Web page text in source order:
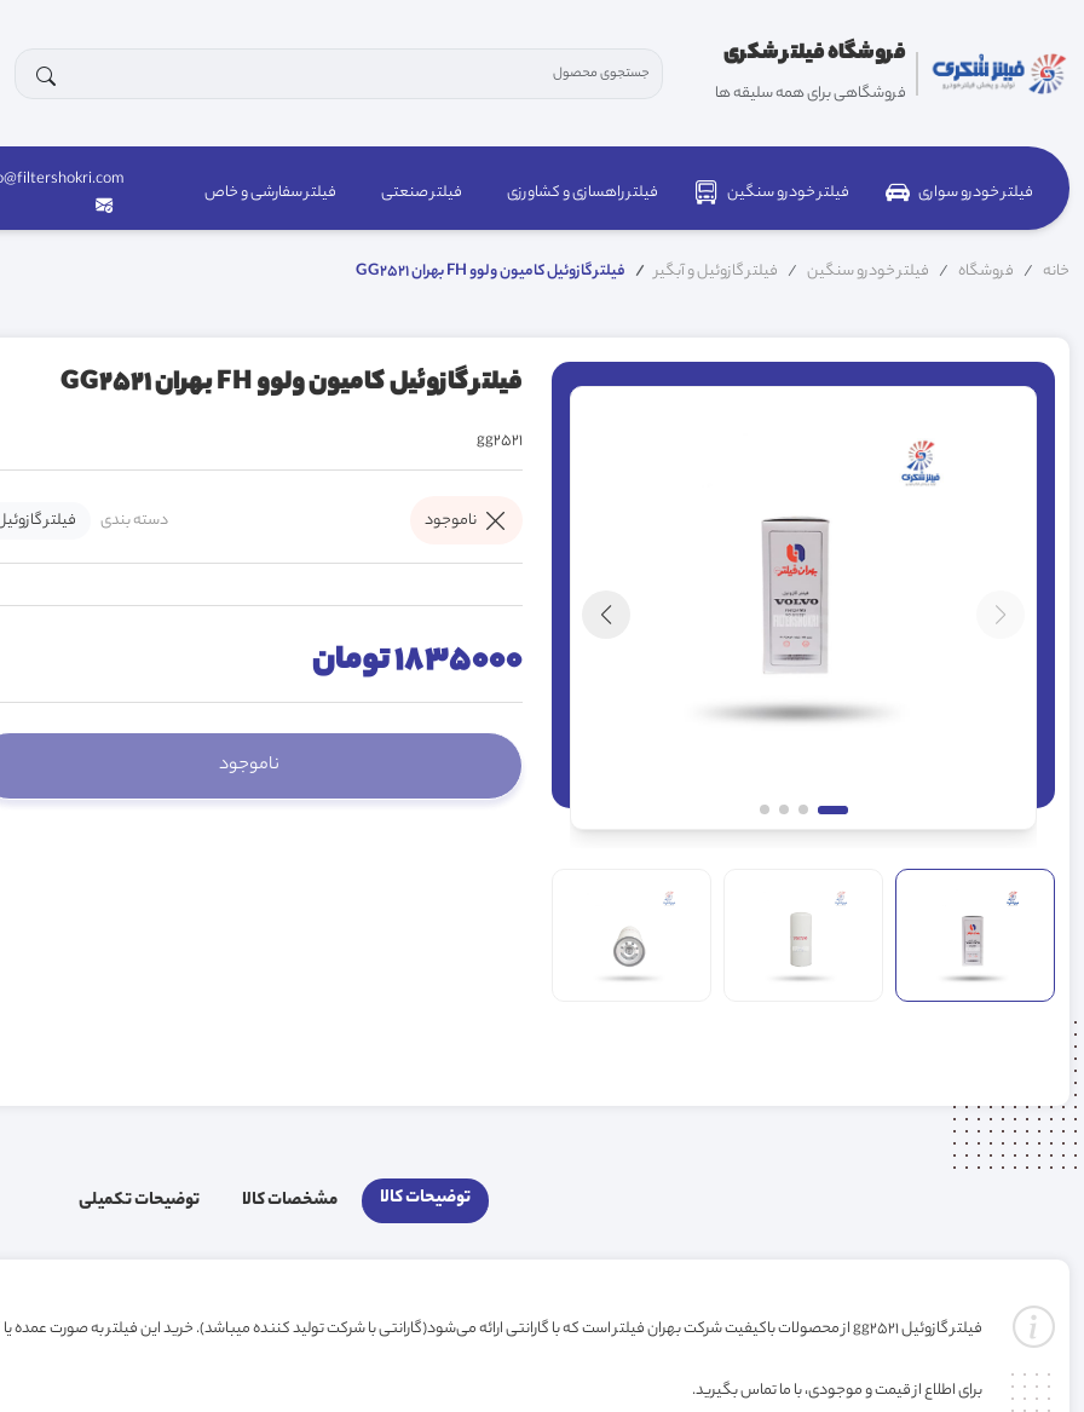
فروشگاه فیلتر شکری
فروشگاهی برای همه سلیقه ها
فیلتر خودرو سواری فیلتر خودرو سنگین فیلتر راهسازی و کشاورزی فیلتر صنعتی فیلتر سفارشی و خاص
خانه فروشگاه فیلتر خودرو سنگین فیلتر گازوئیل و آبگیر فیلتر گازوئیل کامیون ولوو FH بهران GG2521
فیلتر گازوئیل کامیون ولوو FH بهران GG2521
gg2521
ناموجود دسته بندی فیلتر
1835000 تومان
توضیحات کالا مشخصات کالا توضیحات تکمیلی
فیلتر گازوئیل gg2521 از محصولات باکیفیت شرکت بهران فیلتر است که با گارانتی ارائه می‌شود(گارانتی با شرکت تولید کننده میباشد). خرید این فیلتر به صورت عمده یا کارتنی شامل تخفیف ویژه فروشگاه می‌باشد.
برای اطلاع از قیمت و موجودی، با ما تماس بگیرید.